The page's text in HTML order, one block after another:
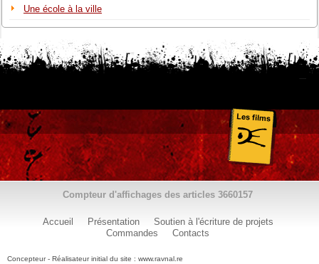
Une école à la ville
Compteur d'affichages des articles 3660157
Accueil Présentation
Soutien à l'écriture de projets
Commandes
Contacts
Concepteur - Réalisateur initial du site : www.ravnal.re